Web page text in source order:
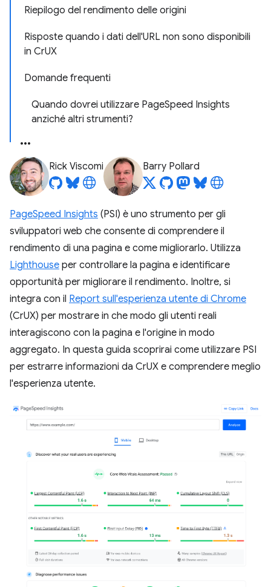
Riepilogo del rendimento delle origini
Risposte quando i dati dell'URL non sono disponibili
in CrUX
Domande frequenti
Quando dovrei utilizzare PageSpeed Insights
anziché altri strumenti?
Rick Viscomi Barry Pollard
PageSpeed Insights (PSI) è uno strumento per gli
sviluppatori web che consente di comprendere il
rendimento di una pagina e come migliorarlo. Utilizza
Lighthouse per controllare la pagina e identificare
opportunità per migliorare il rendimento. Inoltre, si
integra con il Report sull'esperienza utente di Chrome
(CrUX) per mostrare in che modo gli utenti reali
interagiscono con la pagina e l'origine in modo
aggregato. In questa guida scoprirai come utilizzare PSI
per estrarre informazioni da CrUX e comprendere meglio
l'esperienza utente.